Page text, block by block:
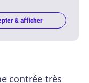
& afficher
contrée très